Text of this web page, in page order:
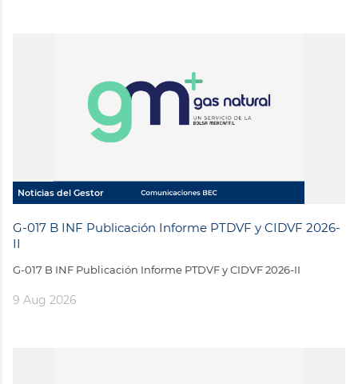
Noticias del Gestor
G-017 B INF Publicación Informe PTDVF y CIDVF 2026-
II
G-017 B INF Publicación Informe PTDVF y CIDVF 2026-II
9 Aug 2026